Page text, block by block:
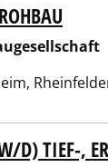
D) TIEF-,